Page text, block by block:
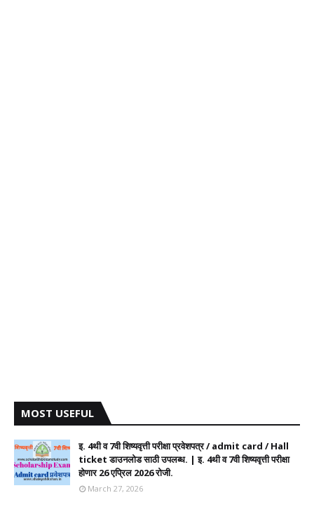
MOST USEFUL
इ. 4थी व 7वी शिष्यवृत्ती परीक्षा प्रवेशपत्र / admit card / Hall
ticket डाउनलोड साठी उपलब्ध. | इ. 4थी व 7वी शिष्यवृत्ती परीक्षा
होणार 26 एप्रिल 2026 रोजी.
March 27, 2026